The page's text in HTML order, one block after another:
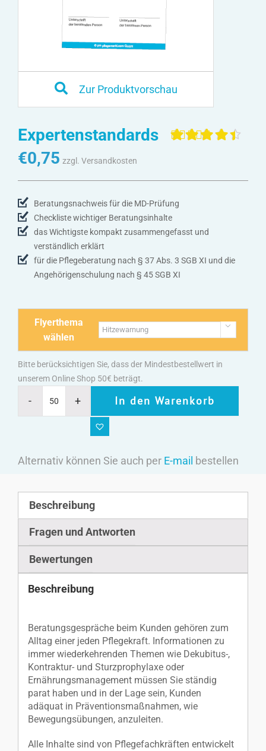
Zur Produktvorschau
Expertenstandards
auf
€0,75 zzgl. Versandkosten
Beratungsnachweis für die MD-Prüfung
Checkliste wichtiger Beratungsinhalte
das Wichtigste kompakt zusammengefasst und
verständlich erklärt
für die Pflegeberatung nach § 37 Abs. 3 SGB XI und die
Angehörigenschulung nach § 45 SGB XI
Flyerthema
wählen

Bitte berücksichtigen Sie, dass der Mindestbestellwert in
unserem Online Shop 50€ beträgt.
In den Warenkorb
Alternativ können Sie auch per E-mail bestellen
Beschreibung
Fragen und Antworten
Bewertungen
Beschreibung
Beratungsgespräche beim Kunden gehören zum
Alltag einer jeden Pflegekraft. Informationen zu
immer wiederkehrenden Themen wie Dekubitus-,
Kontraktur- und Sturzprophylaxe oder
Ernährungsmanagement müssen Sie ständig
parat haben und in der Lage sein, Kunden
adäquat in Präventionsmaßnahmen, wie
Bewegungsübungen, anzuleiten.
Alle Inhalte sind von Pflegefachkräften entwickelt